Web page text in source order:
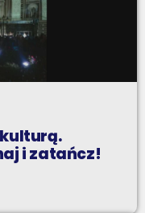
i zatańcz!